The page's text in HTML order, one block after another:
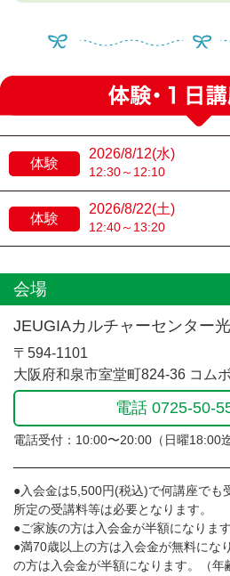
体験
2026/8/12(水)
12:30～12:10
体験
2026/8/22(土)
12:40～13:20
会場
JEUGIAカルチャーセンター
〒594-1101
大阪府和泉市室堂町824-36 コム
電話 0725-50-
電話受付：10:00〜20:00（日曜18:00迄
●入会金は5,500円(税込)で何講座でも
所定の受講料等は必要となります。
●ご家族の方は入会金が半額になります
●満70歳以上の方は入会金が無料にな
の方は入会金が半額になります。（